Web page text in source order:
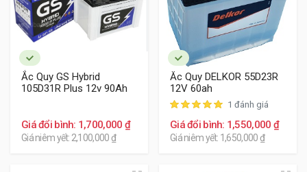
Ắc Quy GS Hybrid
105D31R Plus 12v 90Ah
Giá đổi bình: 1,700,000 ₫
Giá niêm yết: 2,100,000 ₫
Ắc Quy DELKOR 55D23R
12V 60ah
1 đánh giá
Giá đổi bình: 1,550,000 ₫
Giá niêm yết: 1,650,000 ₫